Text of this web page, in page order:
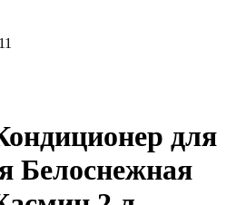
для
Белоснежная